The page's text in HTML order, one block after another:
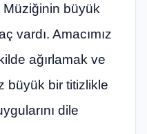
büyük
vardı. Amacımız
ağırlamak ve
büyük bir titizlikle
dile